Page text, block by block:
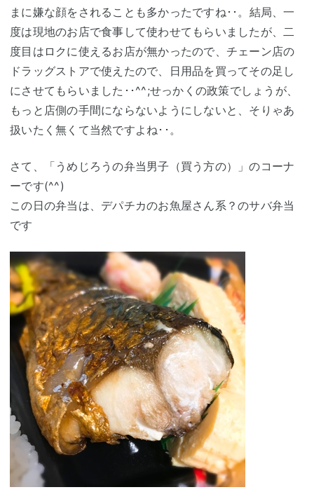
まに嫌な顔をされることも多かったですね･･。結局、一
度は現地のお店で食事して使わせてもらいましたが、二
度目はロクに使えるお店が無かったので、チェーン店の
ドラッグストアで使えたので、日用品を買ってその足し
にさせてもらいました･･^^;せっかくの政策でしょうが、
もっと店側の手間にならないようにしないと、そりゃあ
扱いたく無くて当然ですよね･･。
さて、「うめじろうの弁当男子（買う方の）」のコーナ
ーです(^^)
この日の弁当は、デパチカのお魚屋さん系？のサバ弁当
です